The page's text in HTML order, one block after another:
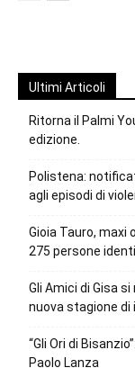
Ultimi Articoli
Ritorna il Palmi
edizione.
Polistena:
agli episodi di
Gioia Tauro, maxi
275 persone
Gli Amici di Gisa
nuova stagione di
“Gli Ori di
Paolo Lanza